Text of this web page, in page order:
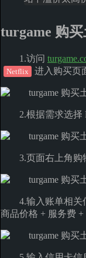
turgame 购
1.访问
Netflix 进入购买页
2.根据需求选
3.页面右上角购
4.输入账单相关
商品价格 + 服务费